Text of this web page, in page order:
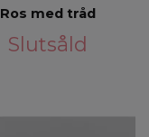
Ros med tråd
Slutsåld